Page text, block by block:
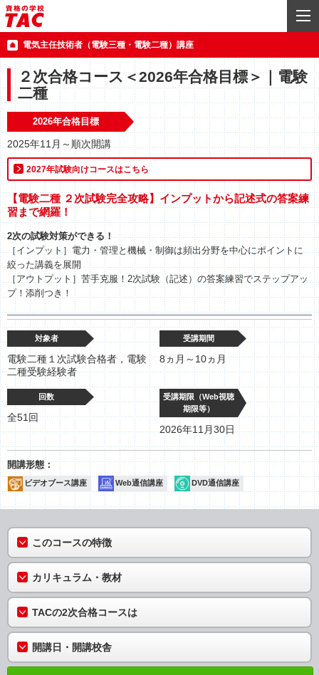
電気主任技術者（電験三種・電験二種）講座
２次合格コース＜2026年合格目標＞｜電験
二種
2026年合格目標
2025年11月～順次開講
2027年試験向けコースはこちら
【電験二種 ２次試験完全攻略】インプットから記述式の答案練
習まで網羅！
2次の試験対策ができる！
［インプット］電力・管理と機械・制御は頻出分野を中心にポイントに
絞った講義を展開
［アウトプット］苦手克服！2次試験（記述）の答案練習でステップアッ
プ！添削つき！
対象者
電験二種１次試験合格者，電験
二種受験経験者
受講期間
8ヵ月～10ヵ月
回数
全51回
受講期限（Web視聴
期限等）
2026年11月30日
ビデオブース講座 Web通信講座 DVD通信講座
このコースの特徴
カリキュラム・教材
TACの2次合格コースは
開講日・開講校舎